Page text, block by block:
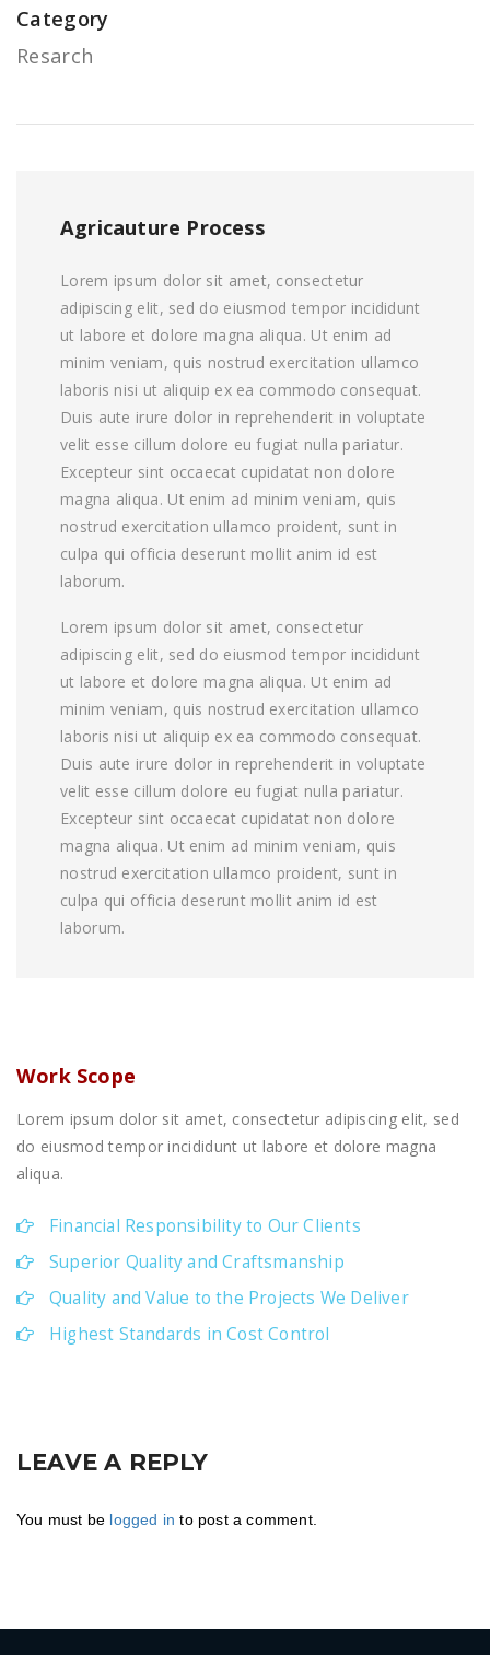
Category
Resarch
Agricauture Process
Lorem ipsum dolor sit amet, consectetur
adipiscing elit, sed do eiusmod tempor incididunt
ut labore et dolore magna aliqua. Ut enim ad
minim veniam, quis nostrud exercitation ullamco
laboris nisi ut aliquip ex ea commodo consequat.
Duis aute irure dolor in reprehenderit in voluptate
velit esse cillum dolore eu fugiat nulla pariatur.
Excepteur sint occaecat cupidatat non dolore
magna aliqua. Ut enim ad minim veniam, quis
nostrud exercitation ullamco proident, sunt in
culpa qui officia deserunt mollit anim id est
laborum.
Lorem ipsum dolor sit amet, consectetur
adipiscing elit, sed do eiusmod tempor incididunt
ut labore et dolore magna aliqua. Ut enim ad
minim veniam, quis nostrud exercitation ullamco
laboris nisi ut aliquip ex ea commodo consequat.
Duis aute irure dolor in reprehenderit in voluptate
velit esse cillum dolore eu fugiat nulla pariatur.
Excepteur sint occaecat cupidatat non dolore
magna aliqua. Ut enim ad minim veniam, quis
nostrud exercitation ullamco proident, sunt in
culpa qui officia deserunt mollit anim id est
laborum.
Work Scope
Lorem ipsum dolor sit amet, consectetur adipiscing elit, sed
do eiusmod tempor incididunt ut labore et dolore magna
aliqua.
Financial Responsibility to Our Clients
Superior Quality and Craftsmanship
Quality and Value to the Projects We Deliver
Highest Standards in Cost Control
LEAVE A REPLY
You must be logged in to post a comment.